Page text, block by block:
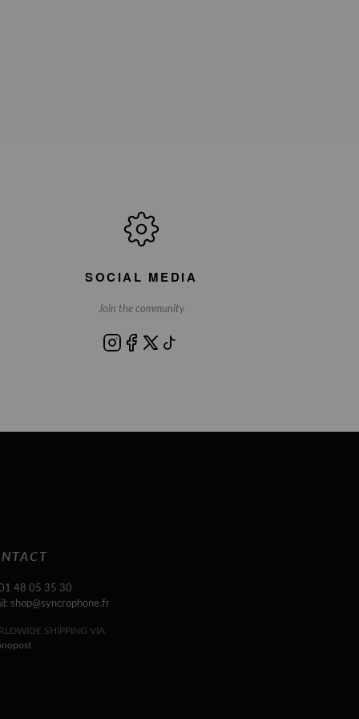
SOCIAL MEDIA
Join the community
48 05 35 30
shop@syncrophone.fr
SHIPPING VIA